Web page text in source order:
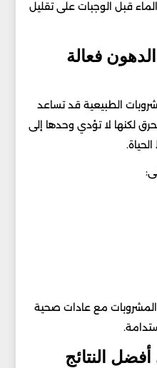
قبل الوجبات على تقليل
فعالة
الطبيعية قد تساعد
لكنها لا تؤدي وحدها إلى
مع عادات صحية
النتائج